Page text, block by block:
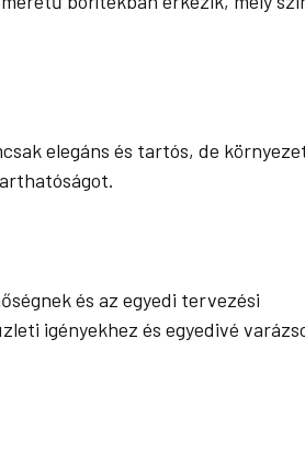
elegáns és tartós, de
és az egyedi tervezési
igényekhez és egyedivé